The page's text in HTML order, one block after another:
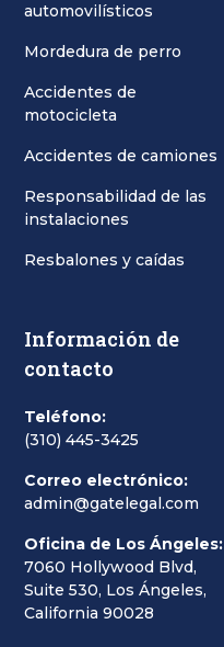
automovilísticos
Mordedura de perro
Accidentes de
motocicleta
Accidentes de camiones
Responsabilidad de las
instalaciones
Resbalones y caídas
Información de
contacto
Teléfono:
(310) 445-3425
Correo electrónico:
admin@gatelegal.com
Oficina de Los Ángeles:
7060 Hollywood Blvd,
Suite 530, Los Ángeles,
California 90028